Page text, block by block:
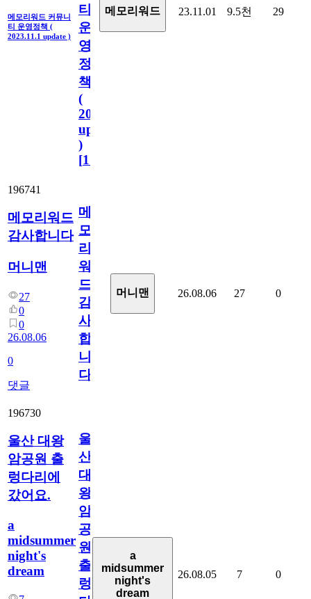
메모리워드 커뮤니
티 운영정책 (
2023.11.1 update )
티
운
영
정
책
(
2023.11.1
update
)
[110
메모리워드 23.11.01 9.5천 29
196741
메모리워드
감사합니다
머니맨
27
0
0
26.08.06
0
댓글
메
모
리
워
드
감
사
합
니
다
머니맨 26.08.06 27 0
196730
울산 대왕
암공원 출
렁다리에
갔어요.
a
midsummer
night's
dream
울
산
대
왕
암
공
원
출
렁
a
midsummer
night's
dream
26.08.05 7 0